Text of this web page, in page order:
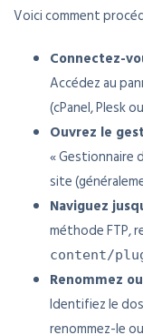
Voici comment
Connectez-
Accédez au
(cPanel, Plesk
Ouvrez le
« Gestionnaire
site
Naviguez
méthode FTP,
content/
Renommez
Identifiez le
renommez-le